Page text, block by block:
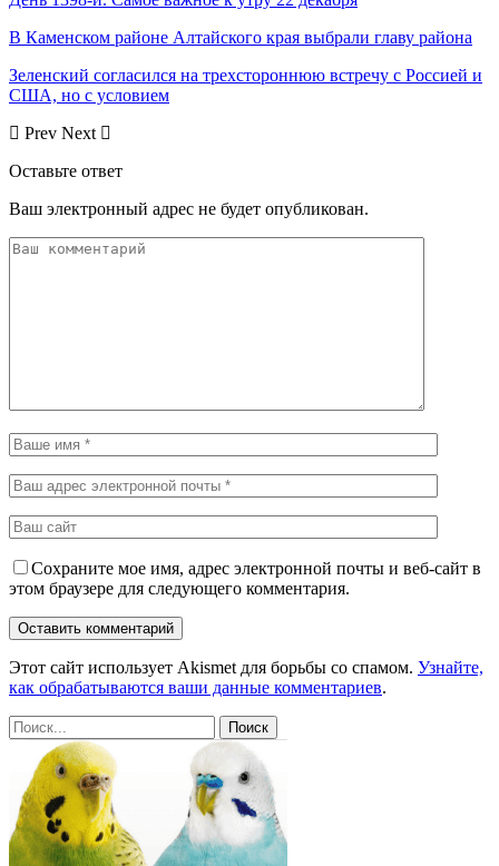
В Каменском районе Алтайского края выбрали главу района
Зеленский согласился на трехстороннюю встречу с Россией и
США, но с условием
Prev Next
Оставьте ответ
Ваш электронный адрес не будет опубликован.
Сохраните мое имя, адрес электронной почты и веб-сайт в
этом браузере для следующего комментария.
Этот сайт использует Akismet для борьбы со спамом. Узнайте,
как обрабатываются ваши данные комментариев.